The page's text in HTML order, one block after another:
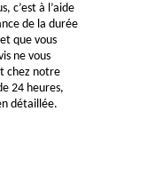
c’est à l’aide
de la durée
que vous
ne vous
chez notre
24 heures,
détaillée.